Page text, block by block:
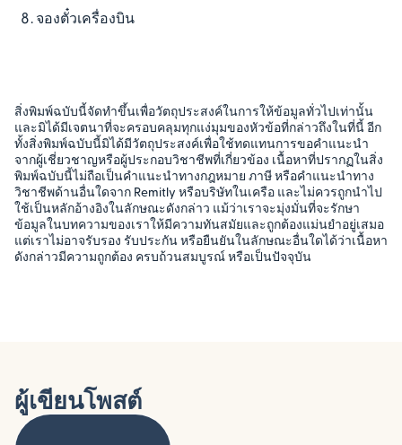
จองตั๋วเครื่องบิน
สิ่งพิมพ์ฉบับนี้จัดทำขึ้นเพื่อวัตถุประสงค์ในการให้ข้อมูลทั่วไปเท่านั้น
และมิได้มีเจตนาที่จะครอบคลุมทุกแง่มุมของหัวข้อที่กล่าวถึงในที่นี้ อีก
ทั้งสิ่งพิมพ์ฉบับนี้มิได้มีวัตถุประสงค์เพื่อใช้ทดแทนการขอคำแนะนำ
จากผู้เชี่ยวชาญหรือผู้ประกอบวิชาชีพที่เกี่ยวข้อง เนื้อหาที่ปรากฏในสิ่ง
พิมพ์ฉบับนี้ไม่ถือเป็นคำแนะนำทางกฎหมาย ภาษี หรือคำแนะนำทาง
วิชาชีพด้านอื่นใดจาก Remitly หรือบริษัทในเครือ และไม่ควรถูกนำไป
ใช้เป็นหลักอ้างอิงในลักษณะดังกล่าว แม้ว่าเราจะมุ่งมั่นที่จะรักษา
ข้อมูลในบทความของเราให้มีความทันสมัยและถูกต้องแม่นยำอยู่เสมอ
แต่เราไม่อาจรับรอง รับประกัน หรือยืนยันในลักษณะอื่นใดได้ว่าเนื้อหา
ดังกล่าวมีความถูกต้อง ครบถ้วนสมบูรณ์ หรือเป็นปัจจุบัน
ผู้เขียนโพสต์